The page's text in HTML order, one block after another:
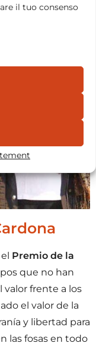
il tuo consenso
Premio de la
que no han
valor frente a los
el valor de la
y libertad para
las fosas en todo